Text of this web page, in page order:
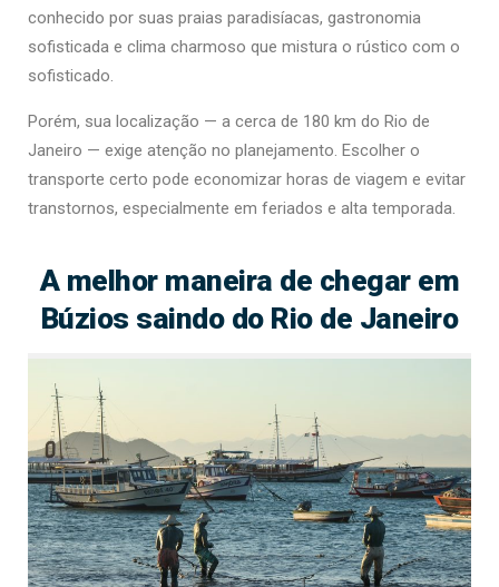
conhecido por suas praias paradisíacas, gastronomia
sofisticada e clima charmoso que mistura o rústico com o
sofisticado.
Porém, sua localização — a cerca de 180 km do Rio de
Janeiro — exige atenção no planejamento. Escolher o
transporte certo pode economizar horas de viagem e evitar
transtornos, especialmente em feriados e alta temporada.
A melhor maneira de chegar em
Búzios saindo do Rio de Janeiro